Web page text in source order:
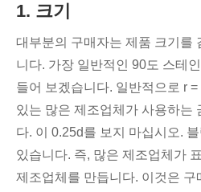
1. 크기
대부분의 구매자는 제품 크기를
니다. 가장 일반적인 90도 스테
들어 보겠습니다. 일반적으로 r
있는 많은 제조업체가 사용하는
다. 이 0.25d를 보지 마십시오.
있습니다. 즉, 많은 제조업체가
제조업체를 만듭니다. 이것은